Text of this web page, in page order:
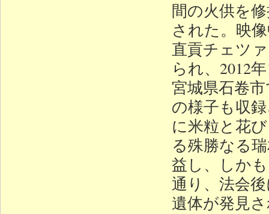
間の火供を
された。映
直貢チェツ
られ、2012
宮城県石卷
の様子も収
に米粒と花
る殊勝なる
益し、しか
通り、法会
遺体が発見